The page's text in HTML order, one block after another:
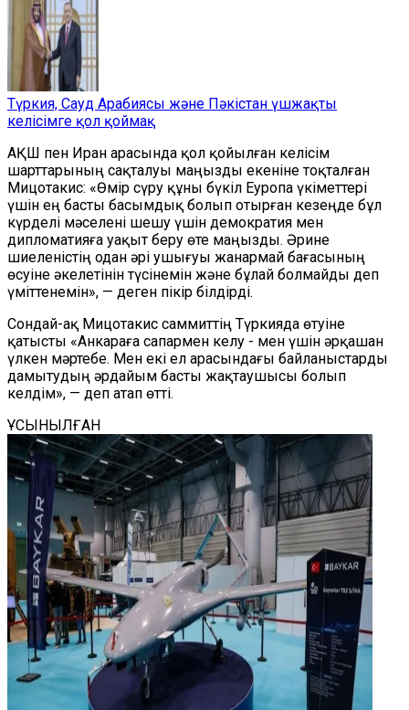
Түркия, Сауд Арабиясы және Пәкістан үшжақты
келісімге қол қоймақ
АҚШ пен Иран арасында қол қойылған келісім
шарттарының сақталуы маңызды екеніне тоқталған
Мицотакис: «Өмір сүру құны бүкіл Еуропа үкіметтері
үшін ең басты басымдық болып отырған кезеңде бұл
күрделі мәселені шешу үшін демократия мен
дипломатияға уақыт беру өте маңызды. Әрине
шиеленістің одан әрі ушығуы жанармай бағасының
өсуіне әкелетінін түсінемін және бұлай болмайды деп
үміттенемін», — деген пікір білдірді.
Сондай-ақ Мицотакис саммиттің Түркияда өтуіне
қатысты «Анкараға сапармен келу - мен үшін әрқашан
үлкен мәртебе. Мен екі ел арасындағы байланыстарды
дамытудың әрдайым басты жақтаушысы болып
келдім», — деп атап өтті.
ҰСЫНЫЛҒАН